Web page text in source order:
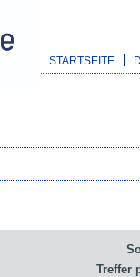
STARTSEITE
Treffer